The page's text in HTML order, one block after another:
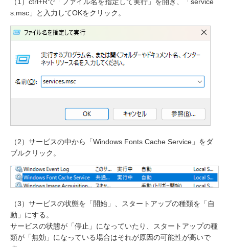
（1）ctrl+Rで「ファイル名を指定して実行」を開き、「service
s.msc」と入力してOKをクリック。
（2）サービスの中から「Windows Fonts Cache Service」をダ
ブルクリック。
（3）サービスの状態を「開始」、スタートアップの種類を「自
動」にする。
サービスの状態が「停止」になっていたり、スタートアップの種
類が「無効」になっている場合はそれが原因の可能性が高いで